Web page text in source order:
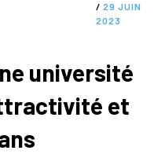
/ 29 JUIN
2023
université
et